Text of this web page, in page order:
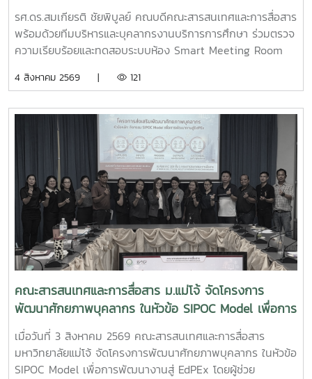
รศ.ดร.สมเกียรติ ชัยพิบูลย์ คณบดีคณะสารสนเทศและการสื่อสาร
พร้อมด้วยทีมบริหารและบุคลากรงานบริการการศึกษา ร่วมตรวจ
ความเรียบร้อยและทดสอบระบบห้อง Smart Meeting Room
การประชุม Onsite, Online และระบบเชื่อมต่อข้ามห้อง เพื่อการ
:https://www.facebook.com/icmaejoWebsite
:https://infocomm.mju.ac.thWebsite MJU :www.mju.ac.th
4 สิงหาคม 2569 | 121
คณะสารสนเทศและการสื่อสาร ม.แม่โจ้ จัดโครงการ
พัฒนาศักยภาพบุคลากร ในหัวข้อ SIPOC Model เพื่อการ
พัฒนางานสู่ EdPEx
เมื่อวันที่ 3 สิงหาคม 2569 คณะสารสนเทศและการสื่อสาร
มหาวิทยาลัยแม่โจ้ จัดโครงการพัฒนาศักยภาพบุคลากร ในหัวข้อ
SIPOC Model เพื่อการพัฒนางานสู่ EdPEx โดยผู้ช่วย